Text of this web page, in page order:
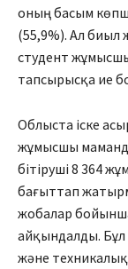
оның басым
(55,9%). Ал биыл
студент
тапсырысқа ие
Облыста іске
жұмыс­шы
бітіруші 8 364
бағыттап
жобалар
айқындалды. Бұл
және